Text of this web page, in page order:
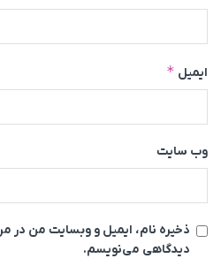
ایمیل *
وب‌ سایت
ذخیره نام، ایمیل و وبسایت من در
دیدگاهی می‌نویسم.